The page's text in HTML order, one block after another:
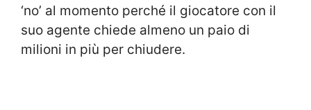
‘no’ al momento perché il giocatore con il
suo agente chiede almeno un paio di
milioni in più per chiudere.